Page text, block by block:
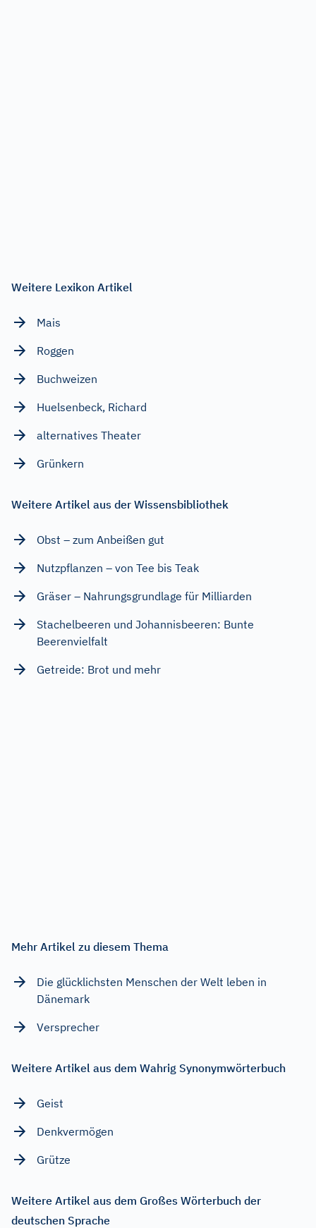
Weitere Lexikon Artikel
Mais
Roggen
Buchweizen
Huelsenbeck, Richard
alternatives Theater
Grünkern
Weitere Artikel aus der Wissensbibliothek
Obst – zum Anbeißen gut
Nutzpflanzen – von Tee bis Teak
Gräser – Nahrungsgrundlage für Milliarden
Stachelbeeren und Johannisbeeren: Bunte
Beerenvielfalt
Getreide: Brot und mehr
Mehr Artikel zu diesem Thema
Die glücklichsten Menschen der Welt leben in
Dänemark
Versprecher
Weitere Artikel aus dem Wahrig Synonymwörterbuch
Geist
Denkvermögen
Grütze
Weitere Artikel aus dem Großes Wörterbuch der
deutschen Sprache